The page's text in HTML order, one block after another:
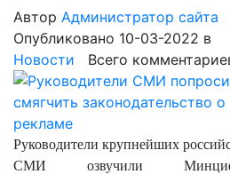
Автор Администратор сайта
Опубликовано 10-03-2022 в
Новости Всего
Руководители крупнейших
СМИ озвучили